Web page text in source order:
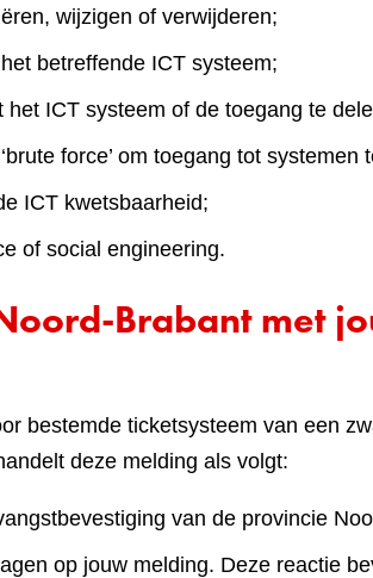
wijzigen of verwijderen;
betreffende ICT systeem;
ICT systeem of de toegang te
force’ om toegang tot systemen
ICT kwetsbaarheid;
of social engineering.
Brabant met
bestemde ticketsysteem van een
deze melding als volgt:
van de provincie
op jouw melding. Deze reactie